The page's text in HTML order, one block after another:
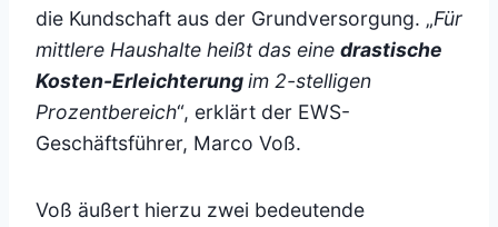
die Kundschaft aus der Grundversorgung. „Für
mittlere Haushalte heißt das eine drastische
Kosten-Erleichterungim 2-stelligen
Prozentbereich“, erklärt der EWS-
Geschäftsführer, Marco Voß.
Voß äußert hierzu zwei bedeutende